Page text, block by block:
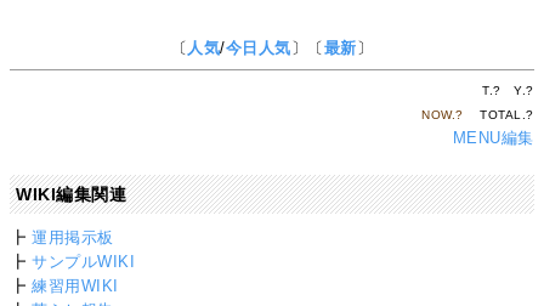
〔 人気/今日人気 〕〔 最新 〕
T.? Y.?
NOW.? TOTAL.?
MENU編集
WIKI編集関連
┣運用掲示板
┣サンプルWIKI
┣練習用WIKI